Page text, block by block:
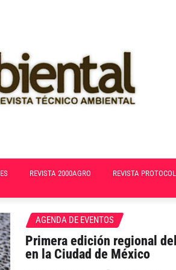
REVISTA 2000AGRO REVISTA
AGENDA DE EVENTOS
Primera edición regional
en la Ciudad de México